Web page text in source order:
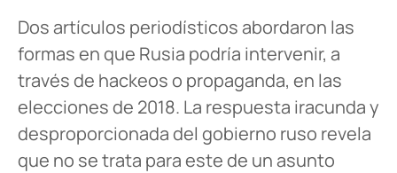
Dos artículos periodísticos abordaron las
formas en que Rusia podría intervenir, a
través de hackeos o propaganda, en las
elecciones de 2018. La respuesta iracunda y
desproporcionada del gobierno ruso revela
que no se trata para este de un asunto